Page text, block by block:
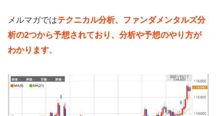
メルマガではテクニカル分析、ファンダメンタルズ分
析の2つから予想されており、分析や予想のやり方が
わかります。